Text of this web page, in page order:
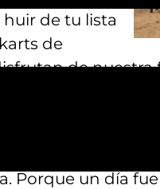
de tu lista
de
de
las
en Austin’s Park
que hace que
Porque un día